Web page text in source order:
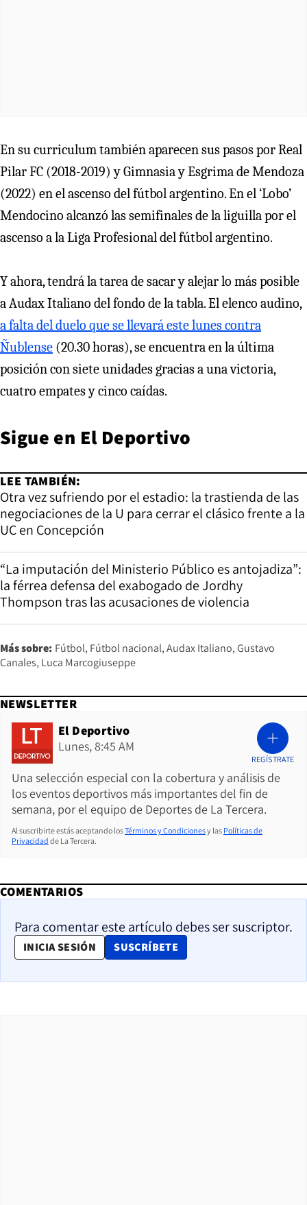
En su curriculum también aparecen sus pasos por Real
Pilar FC (2018-2019) y Gimnasia y Esgrima de Mendoza
(2022) en el ascenso del fútbol argentino. En el ‘Lobo’
Mendocino alcanzó las semifinales de la liguilla por el
ascenso a la Liga Profesional del fútbol argentino.
Y ahora, tendrá la tarea de sacar y alejar lo más posible
a Audax Italiano del fondo de la tabla. El elenco audino,
a falta del duelo que se llevará este lunes contra
Ñublense (20.30 horas), se encuentra en la última
posición con siete unidades gracias a una victoria,
cuatro empates y cinco caídas.
Sigue en El Deportivo
LEE TAMBIÉN:
Otra vez sufriendo por el estadio: la trastienda de las
negociaciones de la U para cerrar el clásico frente a la
UC en Concepción
“La imputación del Ministerio Público es antojadiza”:
la férrea defensa del exabogado de Jordhy
Thompson tras las acusaciones de violencia
Más sobre: Fútbol Fútbol nacional Audax Italiano Gustavo
Canales Luca Marcogiuseppe
NEWSLETTER
El Deportivo
Lunes, 8:45 AM
Una selección especial con la cobertura y análisis de
los eventos deportivos más importantes del fin de
semana, por el equipo de Deportes de La Tercera.
REGÍSTRATE
Al suscribirte estás aceptando losTérminos y Condicionesy las Políticas de
Privacidad de La Tercera.
COMENTARIOS
Para comentar este artículo debes ser suscriptor.
INICIA SESIÓN SUSCRÍBETE
OPENS IN NEW WINDOW